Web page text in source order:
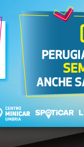
Fiat Grande Panda...